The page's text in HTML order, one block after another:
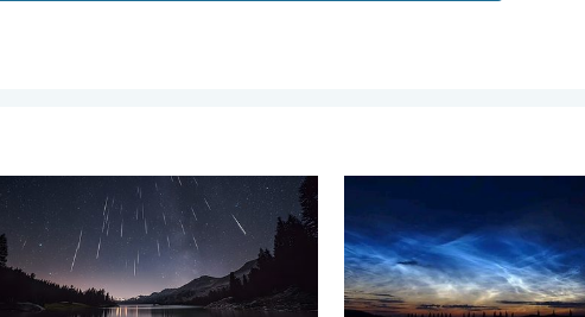
podujatia. . . streda 15. júla 2026
obdobie padajúcich hviezd. Vrchol v auguste. . . piatok 17. júla 2026